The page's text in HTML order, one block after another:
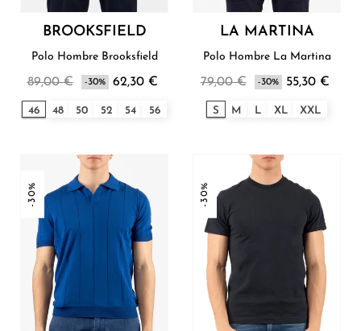
BROOKSFIELD
Polo Hombre Brooksfield
89,00 € -30% 62,30 €
46 48 50 52 54 56
LA MARTINA
Polo Hombre La Martina
79,00 € -30% 55,30 €
S M L XL XXL
-30% -30%